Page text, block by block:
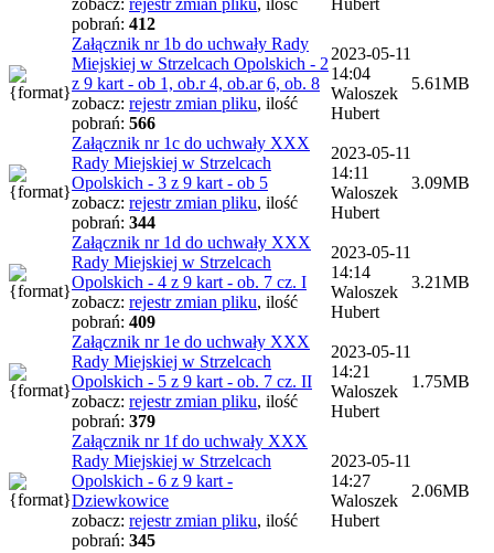
pobrań: 412
Załącznik nr 1b do uchwały Rady
Miejskiej w Strzelcach Opolskich - 2
z 9 kart - ob 1, ob.r 4, ob.ar 6, ob. 8
zobacz: rejestr zmian pliku, ilość
pobrań: 566
2023-05-11
14:04
Waloszek
Hubert
5.61MB
Załącznik nr 1c do uchwały XXX
Rady Miejskiej w Strzelcach
Opolskich - 3 z 9 kart - ob 5
zobacz: rejestr zmian pliku, ilość
pobrań: 344
2023-05-11
14:11
Waloszek
Hubert
3.09MB
Załącznik nr 1d do uchwały XXX
Rady Miejskiej w Strzelcach
Opolskich - 4 z 9 kart - ob. 7 cz. I
zobacz: rejestr zmian pliku, ilość
pobrań: 409
2023-05-11
14:14
Waloszek
Hubert
3.21MB
Załącznik nr 1e do uchwały XXX
Rady Miejskiej w Strzelcach
Opolskich - 5 z 9 kart - ob. 7 cz. II
zobacz: rejestr zmian pliku, ilość
pobrań: 379
2023-05-11
14:21
Waloszek
Hubert
1.75MB
Załącznik nr 1f do uchwały XXX
Rady Miejskiej w Strzelcach
Opolskich - 6 z 9 kart -
Dziewkowice
zobacz: rejestr zmian pliku, ilość
pobrań: 345
2023-05-11
14:27
Waloszek
Hubert
2.06MB